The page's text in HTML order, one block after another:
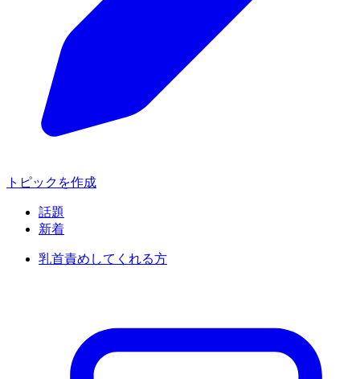
トピックを作成
話題
新着
乳首責めしてくれる方